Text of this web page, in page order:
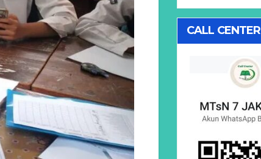
CALL CENTER